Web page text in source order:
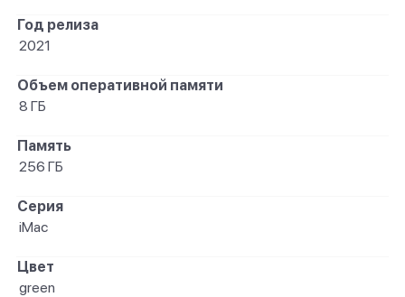
Год релиза
2021
Объем оперативной памяти
8 ГБ
Память
256 ГБ
Серия
iMac
Цвет
green